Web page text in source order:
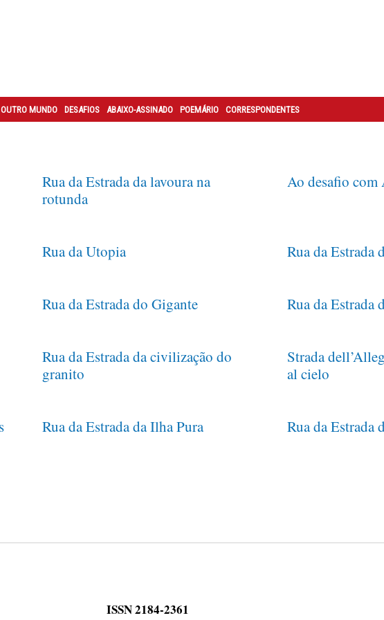
OUTRO MUNDO DESAFIOS ABAIXO-ASSINADO POEMÁRIO CORRESPONDENTES
Rua da Estrada da lavoura na
rotunda
Ao desafio
Rua da Utopia Rua da Estrada
Rua da Estrada do Gigante Rua da Estrada
Rua da Estrada da civilização do
granito
Strada
al cielo
Rua da Estrada da Ilha Pura Rua da Estrada
ISSN 2184-2361